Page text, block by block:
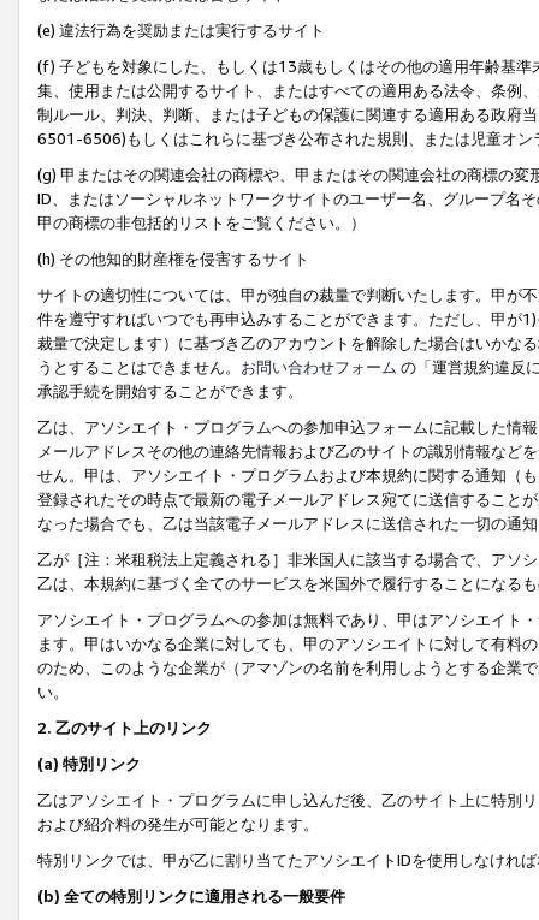
(e) 違法行為を奨励または実行するサイト
(f) 子どもを対象にした、もしくは13歳もしくはその他の適用年齢基
集、使用または公開するサイト、またはすべての適用ある法令、条例
制ルール、判決、判断、または子どもの保護に関連する適用ある政府
6501-6506)もしくはこれらに基づき公布された規則、または児童オン
(g) 甲またはその関連会社の商標や、甲またはその関連会社の商標の
ID、またはソーシャルネットワークサイトのユーザー名、グループ名
甲の商標の非包括的リストをご覧ください。）
(h) その他知的財産権を侵害するサイト
サイトの適切性については、甲が独自の裁量で判断いたします。甲が
件を遵守すればいつでも再申込みすることができます。ただし、甲が
裁量で決定します）に基づき乙のアカウントを解除した場合はいかな
うとすることはできません。 お問い合わせフォーム の「運営規約違反
承認手続を開始することができます。
乙は、アソシエイト・プログラムへの参加申込フォームに記載した情
メールアドレスその他の連絡先情報および乙のサイトの識別情報など
せん。甲は、アソシエイト・プログラムおよび本規約に関する通知（
登録されたその時点で最新の電子メールアドレス宛てに送信すること
なった場合でも、乙は当該電子メールアドレスに送信された一切の通
乙が［注：米租税法上定義される］非米国人に該当する場合で、アソ
乙は、本規約に基づく全てのサービスを米国外で履行することになる
アソシエイト・プログラムへの参加は無料であり、甲はアソシエイト
ます。甲はいかなる企業に対しても、甲のアソシエイトに対して有料
のため、このような企業が（アマゾンの名前を利用しようとする企業
い。
2. 乙のサイト上のリンク
(a) 特別リンク
乙はアソシエイト・プログラムに申し込んだ後、乙のサイト上に特別
および紹介料の発生が可能となります。
特別リンクでは、甲が乙に割り当てたアソシエイトIDを使用しなけれ
(b) 全ての特別リンクに適用される一般要件